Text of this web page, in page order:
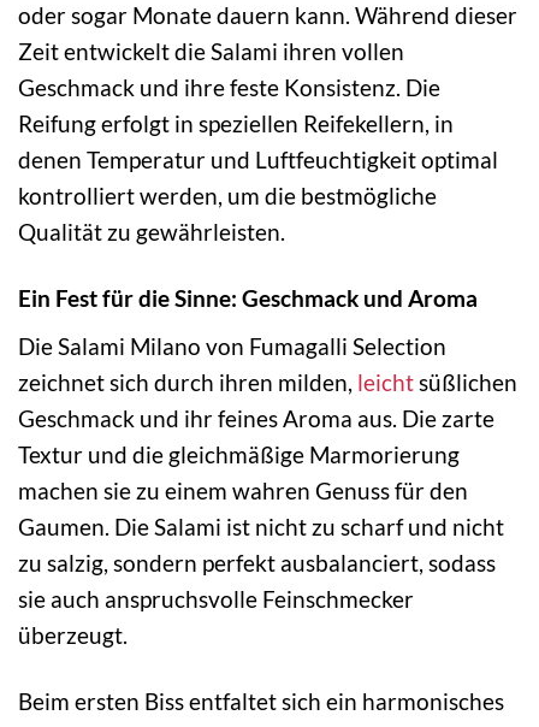
oder sogar Monate dauern kann. Während dieser
Zeit entwickelt die Salami ihren vollen
Geschmack und ihre feste Konsistenz. Die
Reifung erfolgt in speziellen Reifekellern, in
denen Temperatur und Luftfeuchtigkeit optimal
kontrolliert werden, um die bestmögliche
Qualität zu gewährleisten.
Ein Fest für die Sinne: Geschmack und Aroma
Die Salami Milano von Fumagalli Selection
zeichnet sich durch ihren milden, leichtsüßlichen
Geschmack und ihr feines Aroma aus. Die zarte
Textur und die gleichmäßige Marmorierung
machen sie zu einem wahren Genuss für den
Gaumen. Die Salami ist nicht zu scharf und nicht
zu salzig, sondern perfekt ausbalanciert, sodass
sie auch anspruchsvolle Feinschmecker
überzeugt.
Beim ersten Biss entfaltet sich ein harmonisches